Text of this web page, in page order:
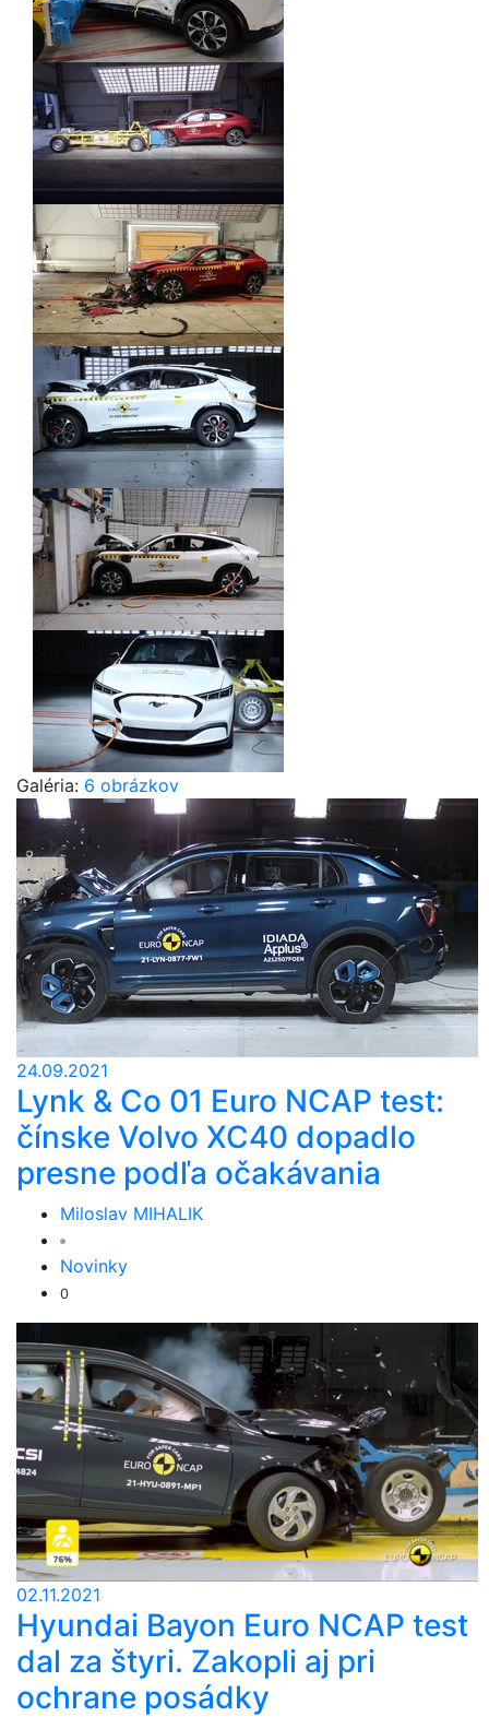
Galéria: 6 obrázkov
24.09.2021
Lynk & Co 01 Euro NCAP test:
čínske Volvo XC40 dopadlo
presne podľa očakávania
Miloslav MIHALIK
Novinky
0
02.11.2021
Hyundai Bayon Euro NCAP test
dal za štyri. Zakopli aj pri
ochrane posádky